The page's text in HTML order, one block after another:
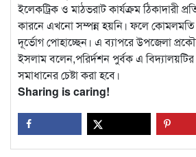
ইলেকট্রিক ও মাঠভরাট কার্যক্রম ঠিকাদারী
কারনে এখনো সম্পন্ন হয়নি। ফলে কোমলমতি
দূর্ভোগ পোহাচ্ছেন। এ ব্যাপরে উপজেলা
ইসলাম বলেন,পরির্দশন পুর্বক এ
সমাধানের চেষ্টা করা হবে।
Sharing is caring!